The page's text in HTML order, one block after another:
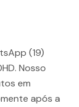
(19)
. Nosso
em
após a